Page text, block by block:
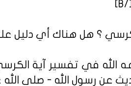
؟ هل هناك أي دليل
الله في تفسير آية
عن رسول الله - صلى الله